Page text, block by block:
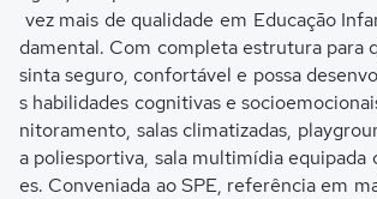
vez mais de qualidade em Educação
damental. Com completa estrutura para
sinta seguro, confortável e possa
s habilidades cognitivas e
nitoramento, salas climatizadas,
a poliesportiva, sala multimídia equipada
es. Conveniada ao SPE, referência em